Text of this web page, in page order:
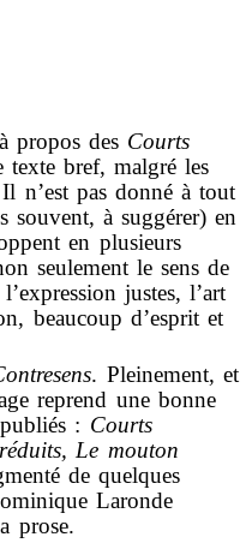
propos des Courts
bref, malgré les
n’est pas donné à tout
à suggérer) en
en plusieurs
seulement le sens de
justes, l’art
beaucoup d’esprit et
. Pleinement, et
reprend une bonne
: Courts
Le mouton
de quelques
Laronde
prose.